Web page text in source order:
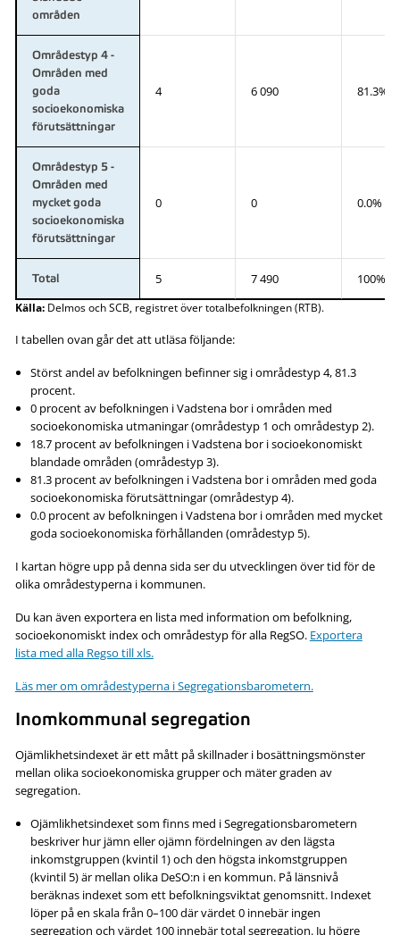
områden
Områdestyp 4 -
Områden med
goda
socioekonomiska
förutsättningar
4 6 090 81.3%
Områdestyp 5 -
Områden med
mycket goda
socioekonomiska
förutsättningar
0 0 0.0%
Total 5 7 490 100%
Källa:Delmos och SCB, registret över totalbefolkningen (RTB).
I tabellen ovan går det att utläsa följande:
Störst andel av befolkningen befinner sig i områdestyp 4, 81.3
procent.
0 procent av befolkningen i Vadstena bor i områden med
socioekonomiska utmaningar (områdestyp 1 och områdestyp 2).
18.7 procent av befolkningen i Vadstena bor i socioekonomiskt
blandade områden (områdestyp 3).
81.3 procent av befolkningen i Vadstena bor i områden med goda
socioekonomiska förutsättningar (områdestyp 4).
0.0 procent av befolkningen i Vadstena bor i områden med mycket
goda socioekonomiska förhållanden (områdestyp 5).
I kartan högre upp på denna sida ser du utvecklingen över tid för de
olika områdestyperna i kommunen.
Du kan även exportera en lista med information om befolkning,
socioekonomiskt index och områdestyp för alla RegSO. Exportera
lista med alla Regso till xls.
Läs mer om områdestyperna i Segregationsbarometern.
Inomkommunal segregation
Ojämlikhetsindexet är ett mått på skillnader i bosättningsmönster
mellan olika socioekonomiska grupper och mäter graden av
segregation.
Ojämlikhetsindexet som finns med i Segregationsbarometern
beskriver hur jämn eller ojämn fördelningen av den lägsta
inkomstgruppen (kvintil 1) och den högsta inkomstgruppen
(kvintil 5) är mellan olika DeSO:n i en kommun. På länsnivå
beräknas indexet som ett befolkningsviktat genomsnitt. Indexet
löper på en skala från 0–100 där värdet 0 innebär ingen
segregation och värdet 100 innebär total segregation. Ju högre